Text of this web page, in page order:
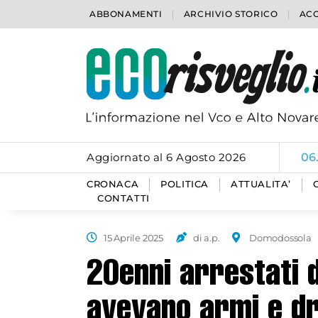
ABBONAMENTI ARCHIVIO STORICO
Aggiornato al 6 Agosto 2026
CRONACA POLITICA ATTUALITA’
CONTATTI
15 Aprile 2025 di a.p. Domodossola
20enni arrestati